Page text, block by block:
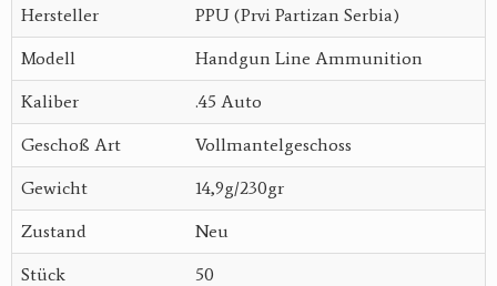
Hersteller PPU (Prvi Partizan Serbia)
Modell Handgun Line Ammunition
Kaliber .45 Auto
Geschoß Art Vollmantelgeschoss
Gewicht 14,9g/230gr
Zustand Neu
Stück 50